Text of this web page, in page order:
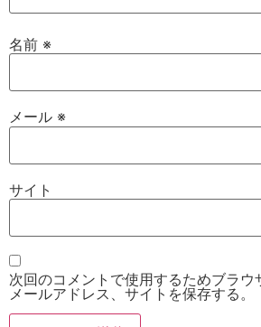
名前 ※
メール ※
サイト
次回のコメントで使用するためブラウ
メールアドレス、サイトを保存する。